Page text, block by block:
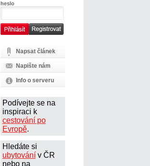
heslo
Napsat článek
Napište nám
Info o serveru
Podívejte se na
inspiraci k
cestování po
Evropě.
Hledáte si
ubytovánív ČR
nebo na